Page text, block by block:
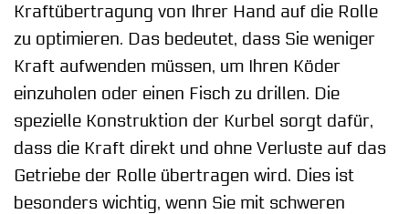
Kraftübertragung von Ihrer Hand auf die Rolle
zu optimieren. Das bedeutet, dass Sie weniger
Kraft aufwenden müssen, um Ihren Köder
einzuholen oder einen Fisch zu drillen. Die
spezielle Konstruktion der Kurbel sorgt dafür,
dass die Kraft direkt und ohne Verluste auf das
Getriebe der Rolle übertragen wird. Dies ist
besonders wichtig, wenn Sie mit schweren